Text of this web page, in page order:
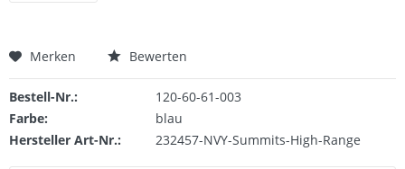
Merken Bewerten
Bestell-Nr.:
120-60-61-003
Farbe:
blau
Hersteller Art-Nr.:
232457-NVY-Summits-High-Range